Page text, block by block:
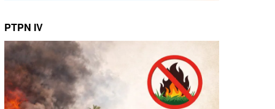
PTPN IV